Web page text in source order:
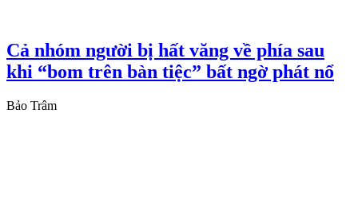
Cả nhóm người bị hất văng về phía sau
khi “bom trên bàn tiệc” bất ngờ phát nổ
Bảo Trâm